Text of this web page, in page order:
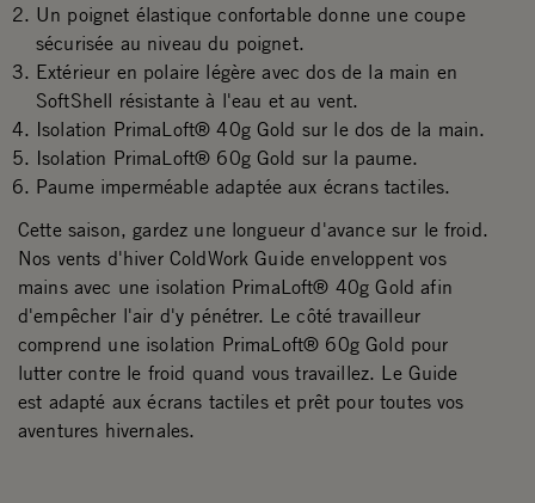
Un poignet élastique confortable donne une coupe
sécurisée au niveau du poignet.
Extérieur en polaire légère avec dos de la main en
SoftShell résistante à l'eau et au vent.
Isolation PrimaLoft® 40g Gold sur le dos de la main.
Isolation PrimaLoft® 60g Gold sur la paume.
Paume imperméable adaptée aux écrans tactiles.
Cette saison, gardez une longueur d'avance sur le froid.
Nos vents d'hiver ColdWork Guide enveloppent vos
mains avec une isolation PrimaLoft® 40g Gold afin
d'empêcher l'air d'y pénétrer. Le côté travailleur
comprend une isolation PrimaLoft® 60g Gold pour
lutter contre le froid quand vous travaillez. Le Guide
est adapté aux écrans tactiles et prêt pour toutes vos
aventures hivernales.